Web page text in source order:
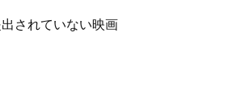
されていない映画